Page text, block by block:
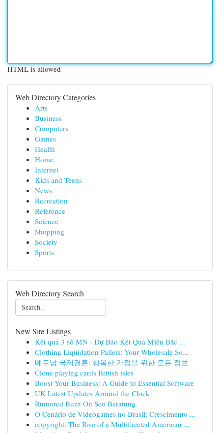
HTML is allowed
Web Directory Categories
Arts
Business
Computers
Games
Health
Home
Internet
Kids and Teens
News
Recreation
Reference
Science
Shopping
Society
Sports
Web Directory Search
New Site Listings
Kết quả 3 số MN - Dự Báo Kết Quả Miền Bắc ...
Clothing Liquidation Pallets: Your Wholesale So...
베트남 국제결혼: 행복한 가정을 위한 모든 정보
Clone playing cards British isles
Boost Your Business: A Guide to Essential Software
UK Latest Updates Around the Clock
Rumored Buzz On Seo Beratung
O Cenário de Videogames no Brasil: Crescimento ...
copyright: The Rise of a Multifaceted American ...